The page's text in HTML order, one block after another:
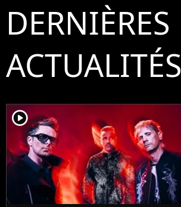
DERNIÈRES
ACTUALITÉS
player2